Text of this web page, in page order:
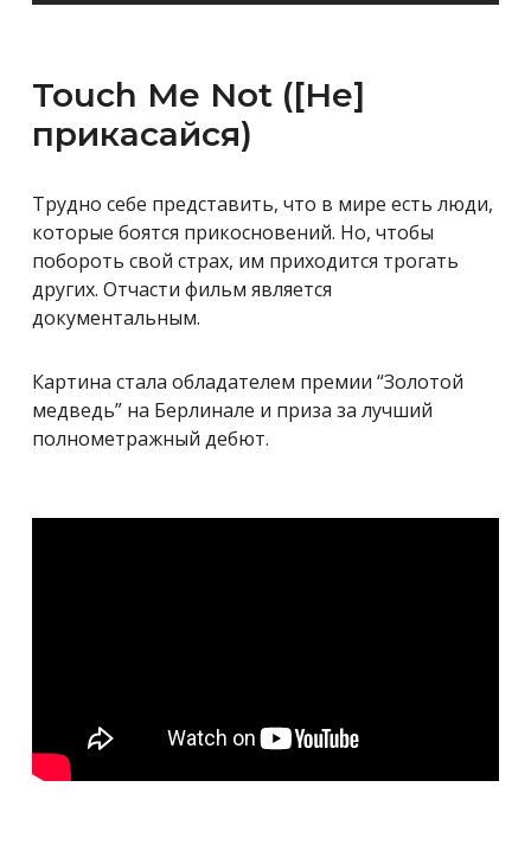
Touch Me Not ([Не]
прикасайся)
Трудно себе представить, что в мире есть люди,
которые боятся прикосновений. Но, чтобы
побороть свой страх, им приходится трогать
других. Отчасти фильм является
документальным.
Картина стала обладателем премии “Золотой
медведь” на Берлинале и приза за лучший
полнометражный дебют.